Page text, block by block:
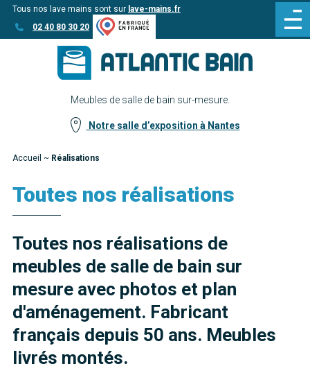
Aller
au
Aller au
contenu
Tous nos lave mains sont sur lave-mains.fr
02 40 80 30 20
Meubles de salle de bain sur-mesure.
Notre salle d’exposition à Nantes
Accueil ~ Réalisations
Toutes nos réalisations
Toutes nos réalisations de
meubles de salle de bain sur
mesure avec photos et plan
d'aménagement. Fabricant
français depuis 50 ans. Meubles
livrés montés.